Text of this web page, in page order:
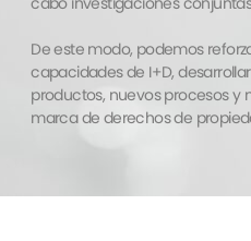
capacidades de I+D,
productos, nuevos procesos y
marca de derechos de